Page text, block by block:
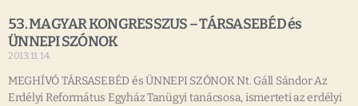
53. MAGYAR KONGRESSZUS – TÁRSASEBÉD és
ÜNNEPI SZÓNOK
2013.11.14.
MEGHÍVÓ TÁRSASEBÉD és ÜNNEPI SZÓNOK Nt. Gáll Sándor Az
Erdélyi Református Egyház Tanügyi tanácsosa, ismerteti az erdélyi